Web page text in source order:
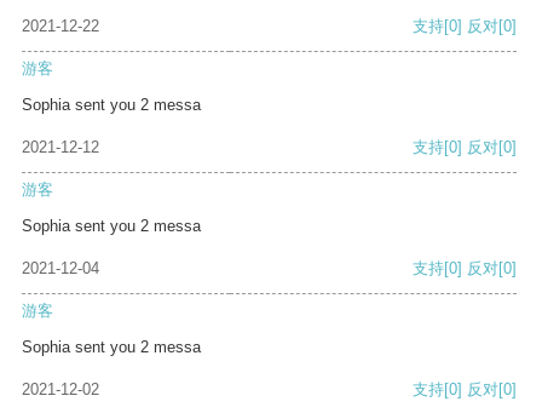
2021-12-22 支持[0] 反对[0]
游客
Sophia sent you 2 messa
2021-12-12 支持[0] 反对[0]
游客
Sophia sent you 2 messa
2021-12-04 支持[0] 反对[0]
游客
Sophia sent you 2 messa
2021-12-02 支持[0] 反对[0]